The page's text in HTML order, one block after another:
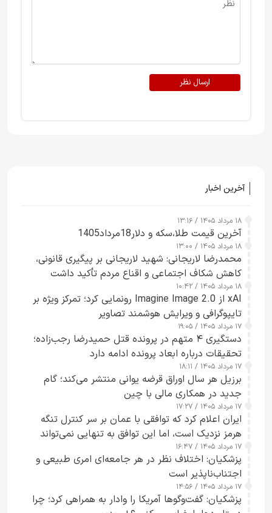
ارسال نظر
آخرین اخبار
۱۸ مرداد ۱۴۰۵ / ۱۳:۱۶
آخرین قیمت طلا،سکه و دلار18مرداد1405
۱۸ مرداد ۱۴۰۵ / ۱۳:۰۰
محمدرضا لاریجانی: شهید لاریجانی بر پیگیری قانونی،
کاهش شکاف اجتماعی و اقناع مردم تأکید داشت
۱۸ مرداد ۱۴۰۵ / ۱۰:۴۲
xAI از Imagine Image 2.0 رونمایی کرد؛ تمرکز ویژه بر
تایپوگرافی و ویرایش هوشمند تصاویر
۱۷ مرداد ۱۴۰۵ / ۱۹:۰۵
دستگیری ۴ متهم در پرونده قتل حمیدرضا رجب‌زاده؛
تحقیقات درباره ابعاد پرونده ادامه دارد
۱۷ مرداد ۱۴۰۵ / ۱۸:۱۱
برزیل هر سال اوراق قرضه یوانی منتشر می‌کند؛ گام
جدید در همکاری مالی با چین
۱۷ مرداد ۱۴۰۵ / ۱۷:۲۷
ایران اعلام کرد که توافقی با عمان بر سر کنترل تنگه
هرمز نزدیک است، اما این توافق به تنهایی نمی‌تواند
آبراه را آزاد کند
۱۷ مرداد ۱۴۰۵ / ۱۶:۴۷
پزشکیان: اختلاف نظر در هر جامعه‌ای امری طبیعی و
اجتناب‌ناپذیر است
۱۷ مرداد ۱۴۰۵ / ۱۴:۵۶
پزشکیان: گفت‌وگوها آمریکا را وادار به همراهی کرد؛ چرا